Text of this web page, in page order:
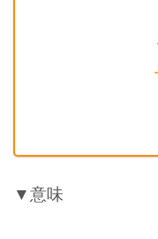
▼意味